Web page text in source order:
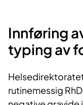
Innføring
typing av
rutinemessig